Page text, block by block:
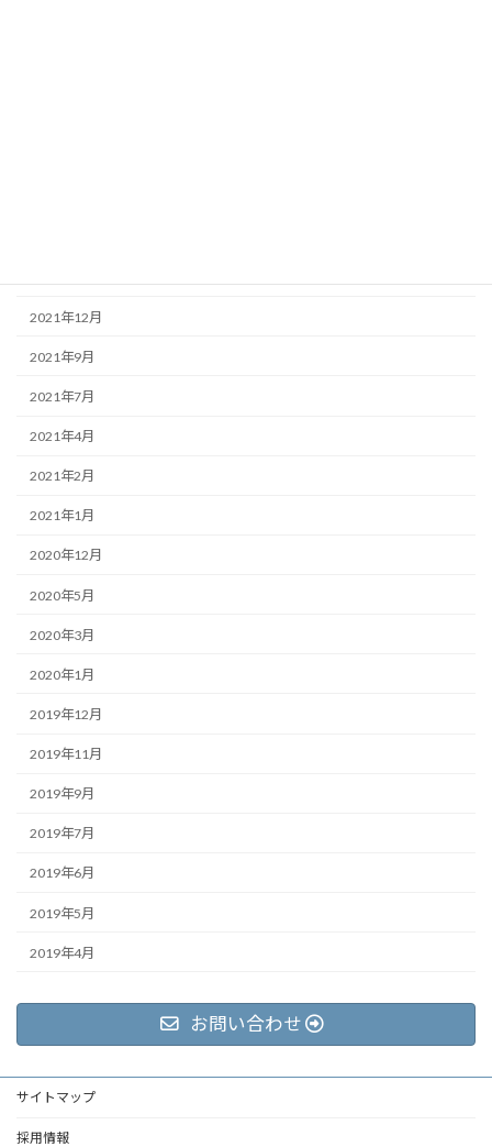
2021年12月
2021年9月
2021年7月
2021年4月
2021年2月
2021年1月
2020年12月
2020年5月
2020年3月
2020年1月
2019年12月
2019年11月
2019年9月
2019年7月
2019年6月
2019年5月
2019年4月
お問い合わせ
サイトマップ
採用情報